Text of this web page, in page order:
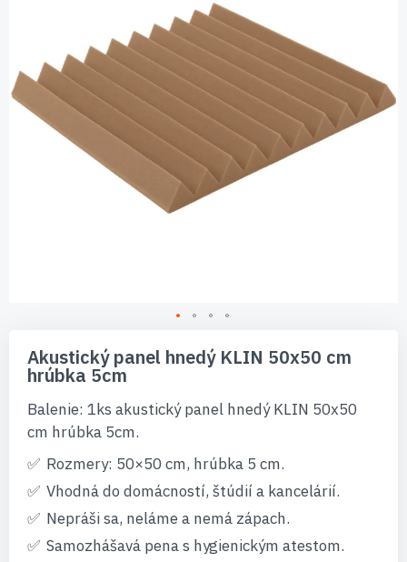
začiatok
galérie
Akustický panel hnedý KLIN 50x50 cm
hrúbka 5cm
Balenie: 1ks akustický panel hnedý KLIN 50x50
cm hrúbka 5cm.
Rozmery: 50×50 cm, hrúbka 5 cm.
Vhodná do domácností, štúdií a kancelárií.
Nepráši sa, neláme a nemá zápach.
Samozhášavá pena s hygienickým atestom.